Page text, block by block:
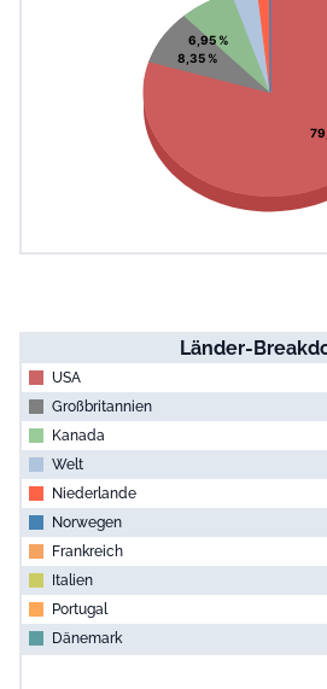
View as data table,
8,35 %
6,95 %
Länder-
USA
Großbritannien
Kanada
Welt
Niederlande
Norwegen
Frankreich
Italien
Portugal
Dänemark